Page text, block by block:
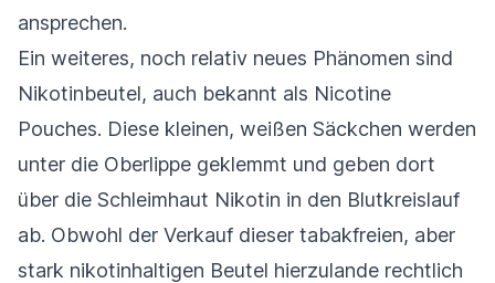
ansprechen.
Ein weiteres, noch relativ neues Phänomen sind
Nikotinbeutel, auch bekannt als Nicotine
Pouches. Diese kleinen, weißen Säckchen werden
unter die Oberlippe geklemmt und geben dort
über die Schleimhaut Nikotin in den Blutkreislauf
ab. Obwohl der Verkauf dieser tabakfreien, aber
stark nikotinhaltigen Beutel hierzulande rechtlich